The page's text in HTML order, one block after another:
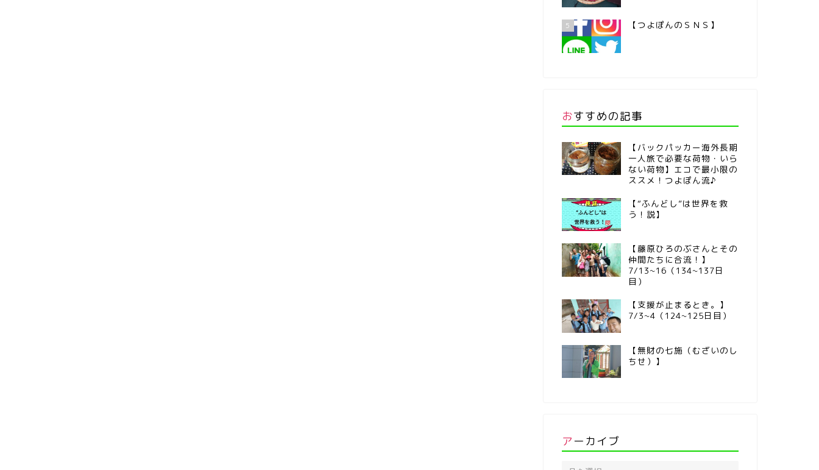
5 【つよぽんのＳＮＳ】
おすすめの記事
【バックパッカー海外長期
一人旅で必要な荷物・いら
ない荷物】エコで最小限の
ススメ！つよぽん流♪
【“ふんどし”は世界を救
う！説】
【藤原ひろのぶさんとその
仲間たちに合流！】
7/13~16（134~137日
目）
【支援が止まるとき。】
7/3~4（124~125日目）
【無財の七施（むざいのし
ちせ）】
アーカイブ